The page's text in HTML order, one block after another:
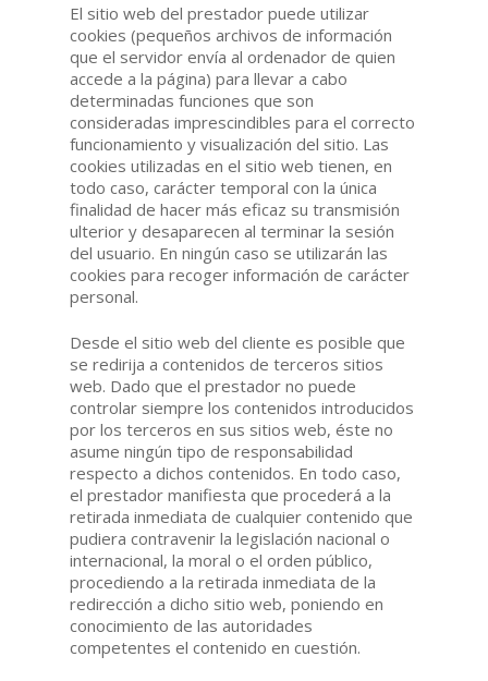
El sitio web del prestador puede utilizar
cookies (pequeños archivos de información
que el servidor envía al ordenador de quien
accede a la página) para llevar a cabo
determinadas funciones que son
consideradas imprescindibles para el correcto
funcionamiento y visualización del sitio. Las
cookies utilizadas en el sitio web tienen, en
todo caso, carácter temporal con la única
finalidad de hacer más eficaz su transmisión
ulterior y desaparecen al terminar la sesión
del usuario. En ningún caso se utilizarán las
cookies para recoger información de carácter
personal.
Desde el sitio web del cliente es posible que
se redirija a contenidos de terceros sitios
web. Dado que el prestador no puede
controlar siempre los contenidos introducidos
por los terceros en sus sitios web, éste no
asume ningún tipo de responsabilidad
respecto a dichos contenidos. En todo caso,
el prestador manifiesta que procederá a la
retirada inmediata de cualquier contenido que
pudiera contravenir la legislación nacional o
internacional, la moral o el orden público,
procediendo a la retirada inmediata de la
redirección a dicho sitio web, poniendo en
conocimiento de las autoridades
competentes el contenido en cuestión.